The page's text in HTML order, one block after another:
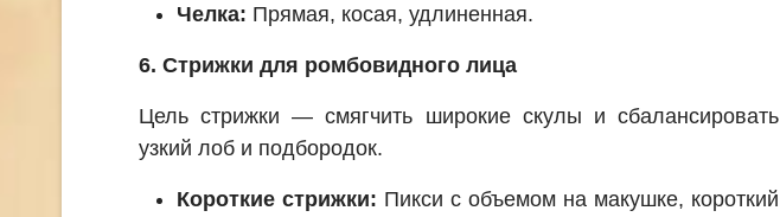
Челка: Прямая, косая, удлиненная.
6. Стрижки для ромбовидного лица
Цель стрижки — смягчить широкие скулы и сбалансировать
узкий лоб и подбородок.
Короткие стрижки: Пикси с объемом на макушке, короткий